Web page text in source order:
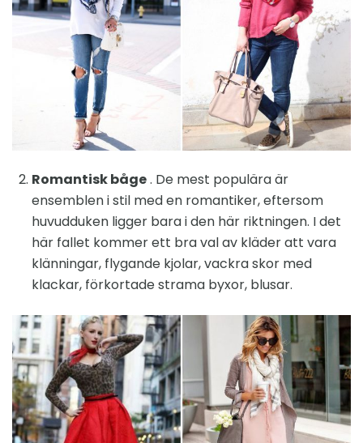
Romantisk båge. De mest populära är
ensemblen i stil med en romantiker, eftersom
huvudduken ligger bara i den här riktningen. I det
här fallet kommer ett bra val av kläder att vara
klänningar, flygande kjolar, vackra skor med
klackar, förkortade strama byxor, blusar.